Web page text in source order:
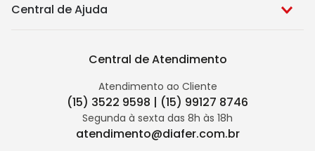
Central de Ajuda
Central de Atendimento
Atendimento ao Cliente
(15) 3522 9598 | (15) 99127 8746
Segunda à sexta das 8h às 18h
atendimento@diafer.com.br